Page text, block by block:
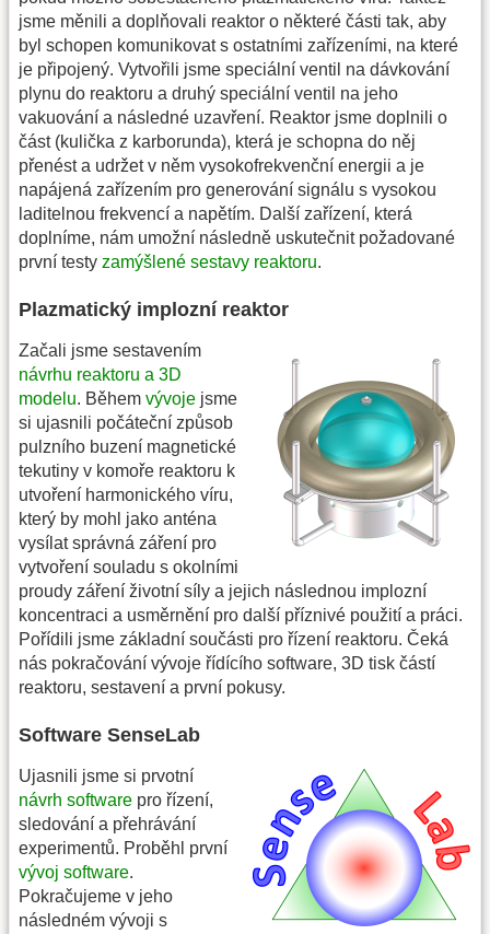
jsme měnili a doplňovali reaktor o některé části tak, aby
byl schopen komunikovat s ostatními zařízeními, na které
je připojený. Vytvořili jsme speciální ventil na dávkování
plynu do reaktoru a druhý speciální ventil na jeho
vakuování a následné uzavření. Reaktor jsme doplnili o
část (kulička z karborunda), která je schopna do něj
přenést a udržet v něm vysokofrekvenční energii a je
napájená zařízením pro generování signálu s vysokou
laditelnou frekvencí a napětím. Další zařízení, která
doplníme, nám umožní následně uskutečnit požadované
první testy zamýšlené sestavy reaktoru.
Plazmatický implozní reaktor
Začali jsme sestavením
návrhu reaktoru a 3D
modelu. Během vývoje jsme
si ujasnili počáteční způsob
pulzního buzení magnetické
tekutiny v komoře reaktoru k
utvoření harmonického víru,
který by mohl jako anténa
vysílat správná záření pro
vytvoření souladu s okolními
proudy záření životní síly a jejich následnou implozní
koncentraci a usměrnění pro další příznivé použití a práci.
Pořídili jsme základní součásti pro řízení reaktoru. Čeká
nás pokračování vývoje řídícího software, 3D tisk částí
reaktoru, sestavení a první pokusy.
Software SenseLab
Ujasnili jsme si prvotní
návrh software pro řízení,
sledování a přehrávání
experimentů. Proběhl první
vývoj software.
Pokračujeme v jeho
následném vývoji s